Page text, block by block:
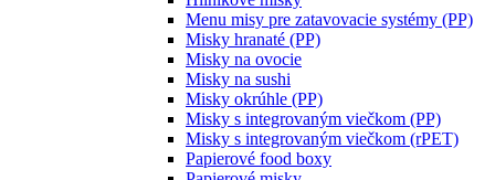
Menu misy pre zatavovacie systémy (PP)
Misky hranaté (PP)
Misky na ovocie
Misky na sushi
Misky okrúhle (PP)
Misky s integrovaným viečkom (PP)
Misky s integrovaným viečkom (rPET)
Papierové food boxy